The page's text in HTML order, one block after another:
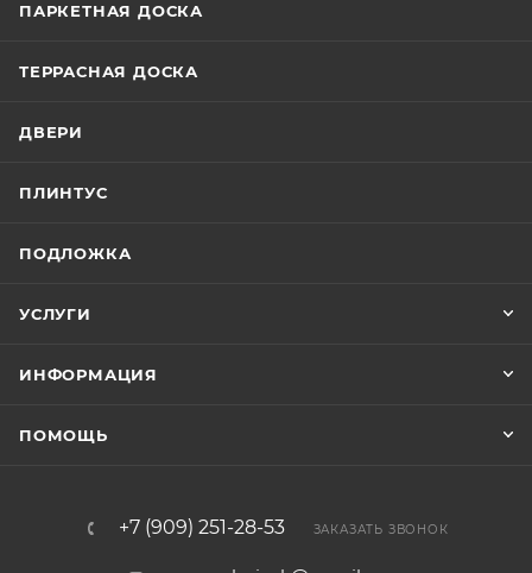
ПАРКЕТНАЯ ДОСКА
ТЕРРАСНАЯ ДОСКА
ДВЕРИ
ПЛИНТУС
ПОДЛОЖКА
УСЛУГИ
ИНФОРМАЦИЯ
ПОМОЩЬ
+7 (909) 251-28-53 ЗАКАЗАТЬ ЗВОНОК